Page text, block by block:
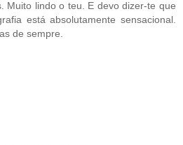
Muito lindo o teu. E devo dizer-te que
está absolutamente sensacional.
de sempre.